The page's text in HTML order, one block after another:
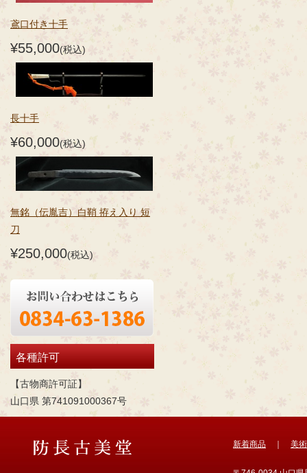
鳶口付き十手
¥55,000(税込)
長十手
¥60,000(税込)
無銘（伝胤吉）白鞘 拵え入り 短
刀
¥250,000(税込)
各種許可
【古物商許可証】
山口県 第741091000367号
新着商品 美